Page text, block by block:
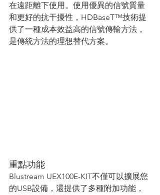
在遠距離下使用。使用優異的信號質量
和更好的抗干擾性，HDBaseT™技術提
供了一種成本效益高的信號傳輸方法，
是傳統方法的理想替代方案。
重點功能
Blustream UEX100E-KIT不僅可以擴展您
的USB設備，還提供了多種附加功能，